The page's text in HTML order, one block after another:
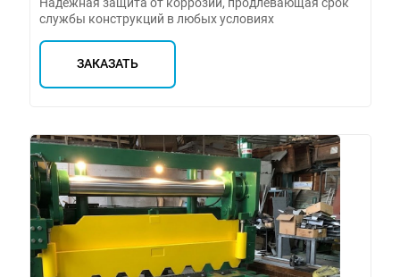
службы конструкций в любых условиях
ЗАКАЗАТЬ